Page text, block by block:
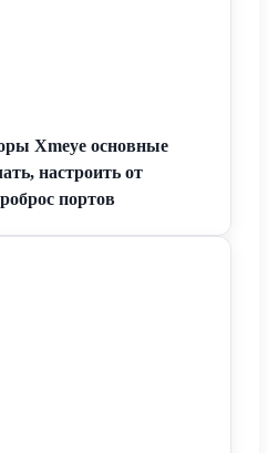
Xmeye основные
настроить от
портов